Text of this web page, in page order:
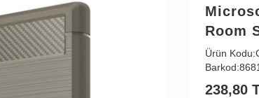
Room
Ürün Kodu:
Barkod:
238,80